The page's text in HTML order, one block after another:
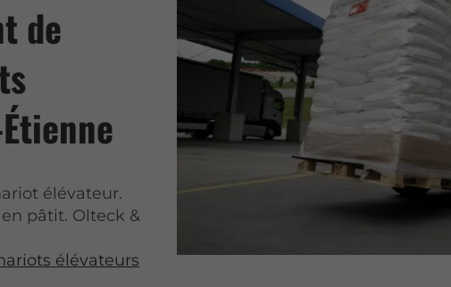
de
élévateur.
pâtit. Olteck &
élévateurs